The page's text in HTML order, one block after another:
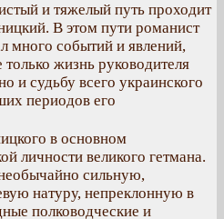
и тяжелый путь проходит
В этом пути романист
много событий и явлений,
жизнь руководителя
и судьбу всего украинского
периодов его
в основном
личности великого гетмана.
сильную,
натуру, непреклонную в
полководческие и